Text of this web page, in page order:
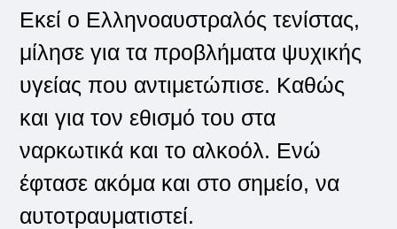
Εκεί ο Ελληνοαυστραλός τενίστας,
μίλησε για τα προβλήματα ψυχικής
υγείας που αντιμετώπισε. Καθώς
και για τον εθισμό του στα
ναρκωτικά και το αλκοόλ. Ενώ
έφτασε ακόμα και στο σημείο, να
αυτοτραυματιστεί.